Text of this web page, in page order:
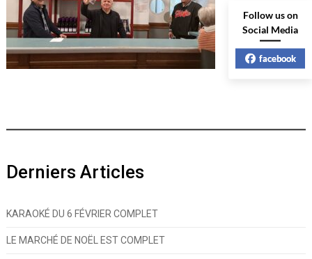
Derniers Articles
KARAOKÉ DU 6 FÉVRIER COMPLET
LE MARCHÉ DE NOËL EST COMPLET
Follow us on
Social Media
facebook